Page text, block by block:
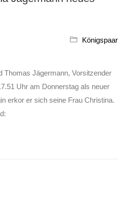
Königspaar
Thomas Jägermann, Vorsitzender
Uhr am Donnerstag als neuer
erkor er sich seine Frau Christina.